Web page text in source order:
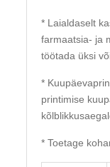
* Laialdaselt
farmaatsia- ja
töötada üksi
*
printimise
* Toetage